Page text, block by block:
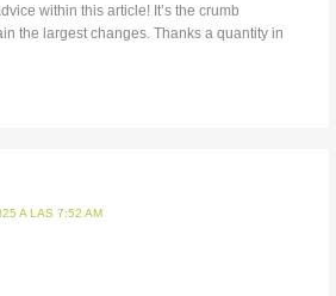
within this article! It’s the crumb
the largest changes. Thanks a quantity in
A LAS 7:52 AM